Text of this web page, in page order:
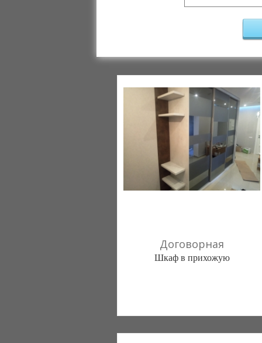
Договорная
Шкаф в прихожую
50 отзыв(а), 100% положительных
098 5674837